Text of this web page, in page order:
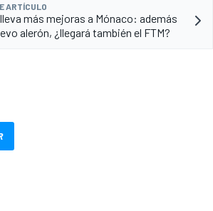
ARTÍCULO
más mejoras a Mónaco: además
alerón, ¿llegará también el FTM?